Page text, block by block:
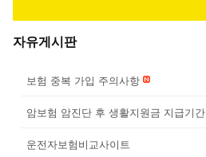
자유게시판
보험 중복 가입 주의사항
암보험 암진단 후 생활지원금 지급기간
운전자보험비교사이트